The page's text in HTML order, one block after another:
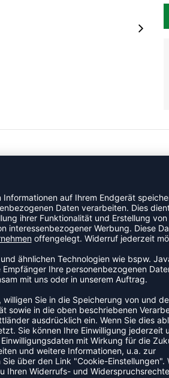
Style Fußball-Torhüter-Shirt
Ellbogen und Schultern. • Die
und Bewegungsfreiheit •
80% Nylon / 20% Elasthan
ANGESEHEN
KATEGORIE T-